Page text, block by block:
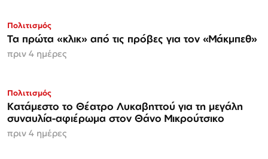
Πολιτισμός
Τα πρώτα «κλικ» από τις πρόβες για τον «Μάκμπεθ»
πριν 4 ημέρες
Πολιτισμός
Κατάμεστο το Θέατρο Λυκαβηττού για τη μεγάλη
συναυλία-αφιέρωμα στον Θάνο Μικρούτσικο
πριν 4 ημέρες